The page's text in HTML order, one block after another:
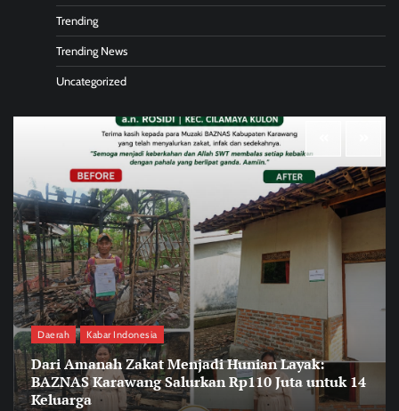
Trending
Trending News
Uncategorized
Daerah Kabar Indonesia
Dari Amanah Zakat Menjadi Hunian Layak:
BAZNAS Karawang Salurkan Rp110 Juta untuk 14
Keluarga